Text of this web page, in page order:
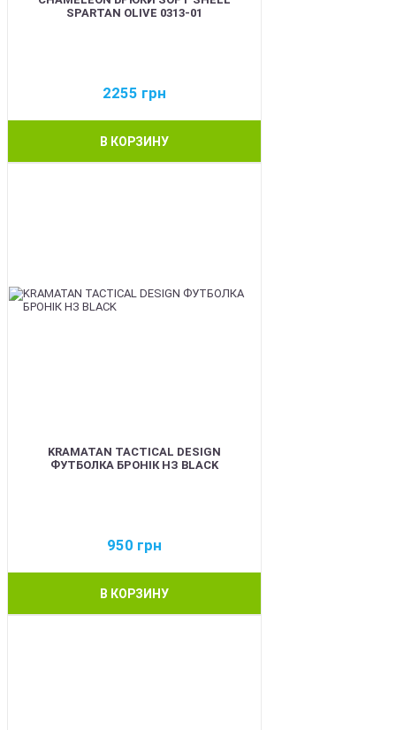
SPARTAN OLIVE 0313-01
2255 грн
В КОРЗИНУ
KRAMATAN TACTICAL DESIGN
ФУТБОЛКА БРОНІК НЗ BLACK
950 грн
В КОРЗИНУ